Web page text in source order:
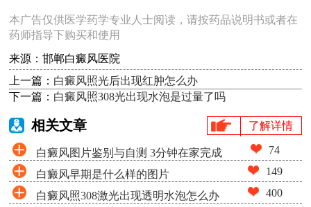
本广告仅供医学药学专业人士阅读，请按药品说明书或者在
药师指导下购买和使用
来源：邯郸白癜风医院
上一篇： 白癜风照光后出现红肿怎么办
下一篇： 白癜风照308光出现水泡是过量了吗
相关文章 了解详情
白癜风图片鉴别与自测 3分钟在家完成
白斑筛查
74
白癜风早期是什么样的图片 149
白癜风照308激光出现透明水泡怎么办 400